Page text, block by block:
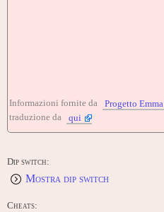
Informazioni fornite da Progetto Emma
traduzione da
qui
Dip switch:
Mostra dip switch
Cheats: